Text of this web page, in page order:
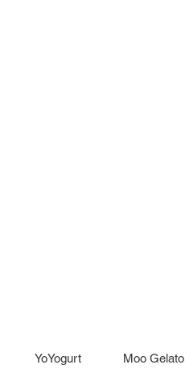
YoYogurt Moo Gelato